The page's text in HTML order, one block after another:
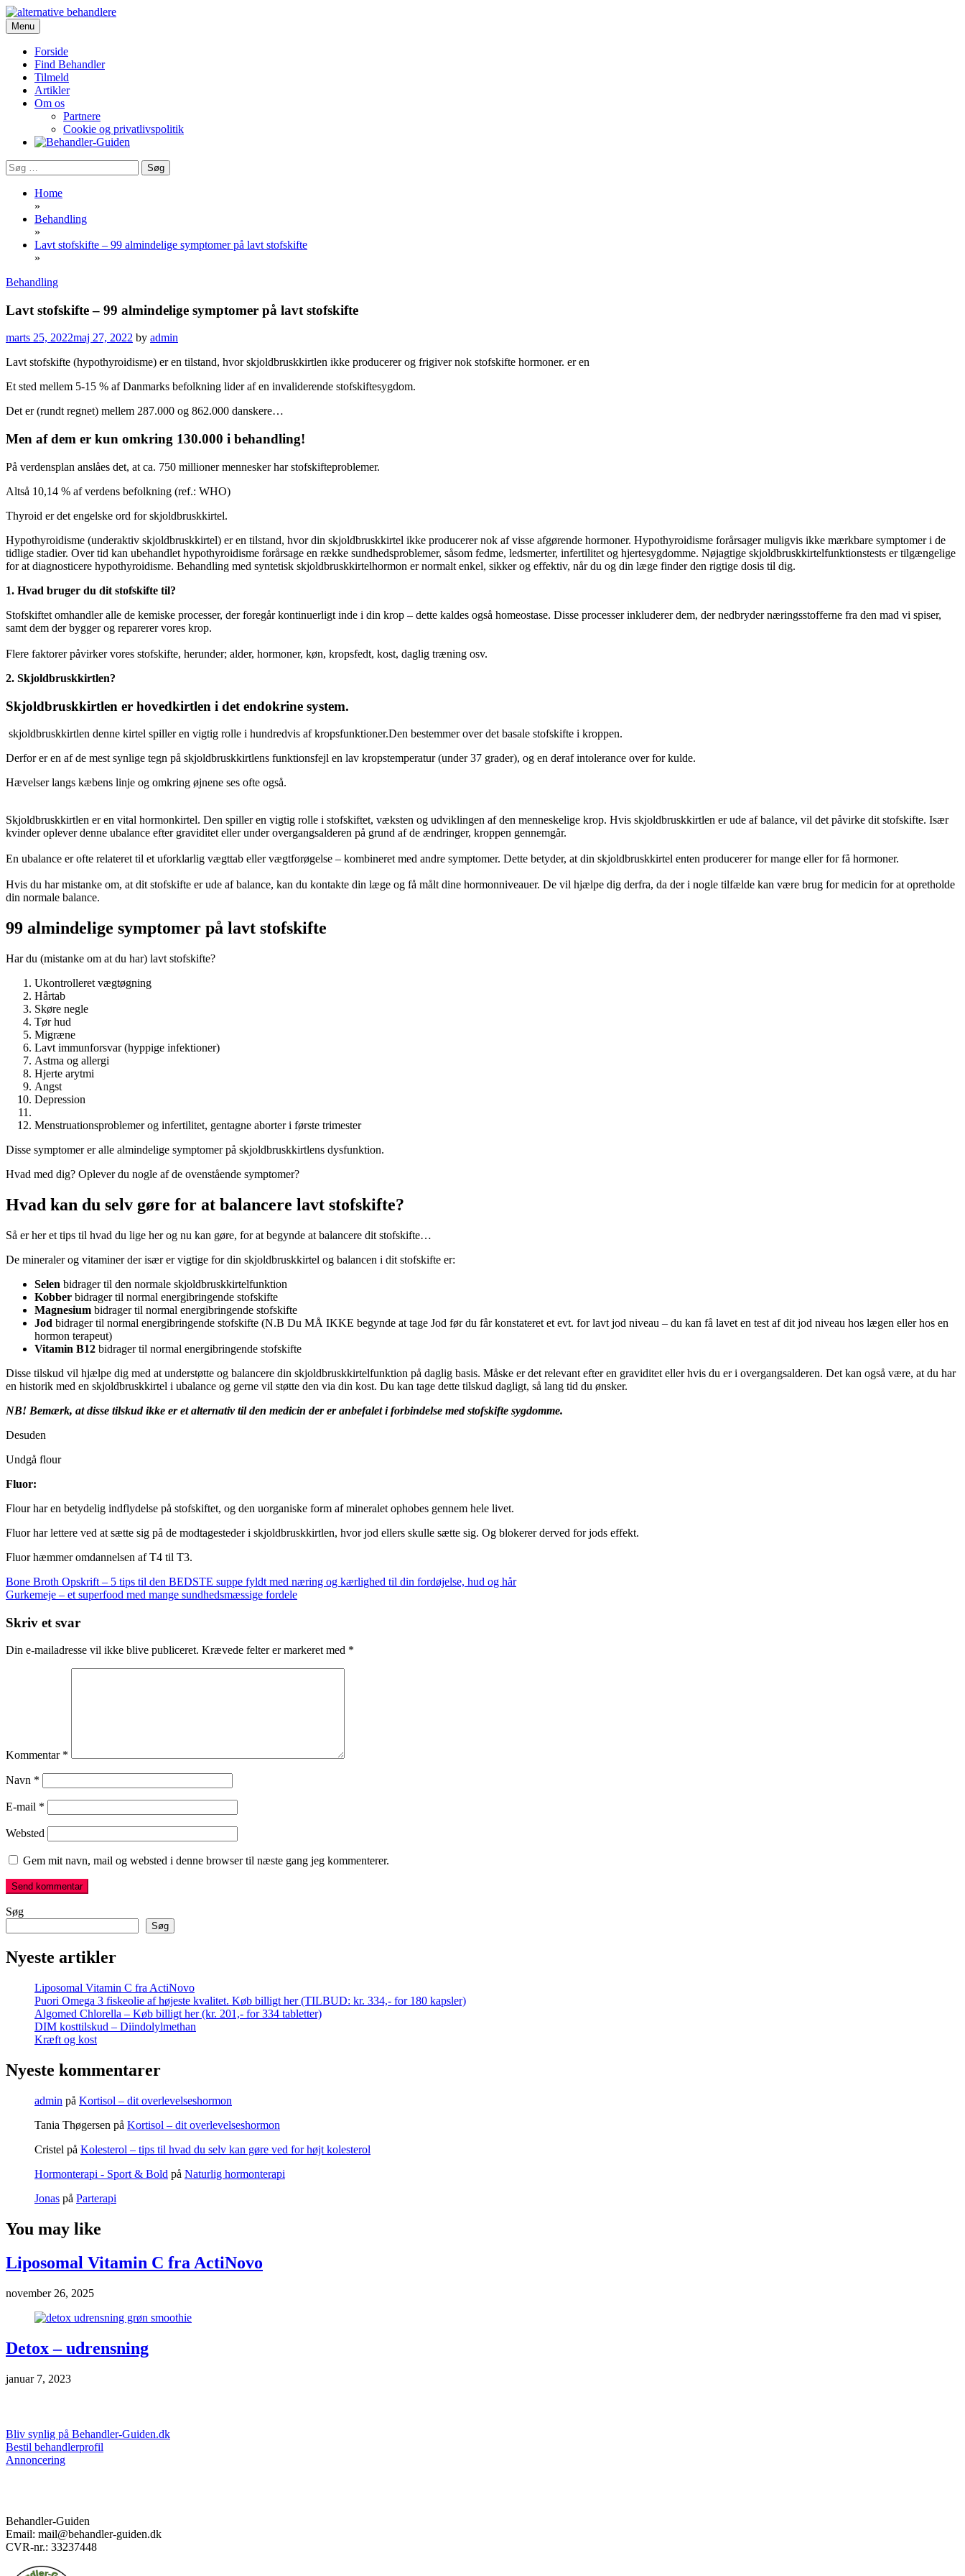
Skip
to
content
Portalen for alternativ behandling, sundhed og livskvalitet
Menu
Forside
Find Behandler
Tilmeld
Artikler
Om os
Partnere
Cookie og privatlivspolitik
Søg
efter:
Home
»
Behandling
»
Lavt stofskifte – 99 almindelige symptomer på lavt stofskifte
»
Behandling
Lavt stofskifte – 99 almindelige symptomer på lavt stofskifte
marts 25, 2022maj 27, 2022 by admin
Lavt stofskifte (hypothyroidisme) er en tilstand, hvor skjoldbruskkirtlen ikke producerer og frigiver nok stofskifte hormoner. er en
Et sted mellem 5-15 % af Danmarks befolkning lider af en invaliderende stofskiftesygdom.
Det er (rundt regnet) mellem 287.000 og 862.000 danskere…
Men af dem er kun omkring 130.000 i behandling!
På verdensplan anslåes det, at ca. 750 millioner mennesker har stofskifteproblemer.
Altså 10,14 % af verdens befolkning (ref.: WHO)
Thyroid er det engelske ord for skjoldbruskkirtel.
Hypothyroidisme (underaktiv skjoldbruskkirtel) er en tilstand, hvor din skjoldbruskkirtel ikke producerer nok af visse afgørende hormoner. Hypothyroidisme forårsager muligvis ikke mærkbare symptomer i de
tidlige stadier. Over tid kan ubehandlet hypothyroidisme forårsage en række sundhedsproblemer, såsom fedme, ledsmerter, infertilitet og hjertesygdomme. Nøjagtige skjoldbruskkirtelfunktionstests er tilgængelige
for at diagnosticere hypothyroidisme. Behandling med syntetisk skjoldbruskkirtelhormon er normalt enkel, sikker og effektiv, når du og din læge finder den rigtige dosis til dig.
1. Hvad bruger du dit stofskifte til?
Stofskiftet omhandler alle de kemiske processer, der foregår kontinuerligt inde i din krop – dette kaldes også homeostase. Disse processer inkluderer dem, der nedbryder næringsstofferne fra den mad vi spiser,
samt dem der bygger og reparerer vores krop.
Flere faktorer påvirker vores stofskifte, herunder; alder, hormoner, køn, kropsfedt, kost, daglig træning osv.
2. Skjoldbruskkirtlen?
Skjoldbruskkirtlen er hovedkirtlen i det endokrine system.
skjoldbruskkirtlen denne kirtel spiller en vigtig rolle i hundredvis af kropsfunktioner.Den bestemmer over det basale stofskifte i kroppen.
Derfor er en af de mest synlige tegn på skjoldbruskkirtlens funktionsfejl en lav kropstemperatur (under 37 grader), og en deraf intolerance over for kulde.
Hævelser langs kæbens linje og omkring øjnene ses ofte også.
Skjoldbruskkirtlen er en vital hormonkirtel. Den spiller en vigtig rolle i stofskiftet, væksten og udviklingen af den menneskelige krop. Hvis skjoldbruskkirtlen er ude af balance, vil det påvirke dit stofskifte. Især
kvinder oplever denne ubalance efter graviditet eller under overgangsalderen på grund af de ændringer, kroppen gennemgår.
En ubalance er ofte relateret til et uforklarlig vægttab eller vægtforøgelse – kombineret med andre symptomer. Dette betyder, at din skjoldbruskkirtel enten producerer for mange eller for få hormoner.
Hvis du har mistanke om, at dit stofskifte er ude af balance, kan du kontakte din læge og få målt dine hormonniveauer. De vil hjælpe dig derfra, da der i nogle tilfælde kan være brug for medicin for at opretholde
din normale balance.
99 almindelige symptomer på lavt stofskifte
Har du (mistanke om at du har) lavt stofskifte?
Ukontrolleret vægtøgning
Hårtab
Skøre negle
Tør hud
Migræne
Lavt immunforsvar (hyppige infektioner)
Astma og allergi
Hjerte arytmi
Angst
Depression
Menstruationsproblemer og infertilitet, gentagne aborter i første trimester
Disse symptomer er alle almindelige symptomer på skjoldbruskkirtlens dysfunktion.
Hvad med dig? Oplever du nogle af de ovenstående symptomer?
Hvad kan du selv gøre for at balancere lavt stofskifte?
Så er her et tips til hvad du lige her og nu kan gøre, for at begynde at balancere dit stofskifte…
De mineraler og vitaminer der især er vigtige for din skjoldbruskkirtel og balancen i dit stofskifte er:
Selen bidrager til den normale skjoldbruskkirtelfunktion
Kobber bidrager til normal energibringende stofskifte
Magnesium bidrager til normal energibringende stofskifte
Jod bidrager til normal energibringende stofskifte (N.B Du MÅ IKKE begynde at tage Jod før du får konstateret et evt. for lavt jod niveau – du kan få lavet en test af dit jod niveau hos lægen eller hos en
hormon terapeut)
Vitamin B12 bidrager til normal energibringende stofskifte
Disse tilskud vil hjælpe dig med at understøtte og balancere din skjoldbruskkirtelfunktion på daglig basis. Måske er det relevant efter en graviditet eller hvis du er i overgangsalderen. Det kan også være, at du har
en historik med en skjoldbruskkirtel i ubalance og gerne vil støtte den via din kost. Du kan tage dette tilskud dagligt, så lang tid du ønsker.
NB! Bemærk, at disse tilskud ikke er et alternativ til den medicin der er anbefalet i forbindelse med stofskifte sygdomme.
Desuden
Undgå flour
Fluor:
Flour har en betydelig indflydelse på stofskiftet, og den uorganiske form af mineralet ophobes gennem hele livet.
Fluor har lettere ved at sætte sig på de modtagesteder i skjoldbruskkirtlen, hvor jod ellers skulle sætte sig. Og blokerer derved for jods effekt.
Fluor hæmmer omdannelsen af T4 til T3.
Indlægsnavigation
Bone Broth Opskrift – 5 tips til den BEDSTE suppe fyldt med næring og kærlighed til din fordøjelse, hud og hår
Gurkemeje – et superfood med mange sundhedsmæssige fordele
Skriv et svar
Din e-mailadresse vil ikke blive publiceret. Krævede felter er markeret med *
Kommentar *
Navn *
E-mail *
Websted
Gem mit navn, mail og websted i denne browser til næste gang jeg kommenterer.
Søg
Søg
Nyeste artikler
Liposomal Vitamin C fra ActiNovo
Puori Omega 3 fiskeolie af højeste kvalitet. Køb billigt her (TILBUD: kr. 334,- for 180 kapsler)
Algomed Chlorella – Køb billigt her (kr. 201,- for 334 tabletter)
DIM kosttilskud – Diindolylmethan
Kræft og kost
Nyeste kommentarer
admin på Kortisol – dit overlevelseshormon
Tania Thøgersen på Kortisol – dit overlevelseshormon
Cristel på Kolesterol – tips til hvad du selv kan gøre ved for højt kolesterol
Hormonterapi - Sport & Bold på Naturlig hormonterapi
Jonas på Parterapi
You may like
Liposomal Vitamin C fra ActiNovo
november 26, 2025
Detox – udrensning
januar 7, 2023
Bliv synlig på Behandler-Guiden.dk
Bestil behandlerprofil
Annoncering
Behandler-Guiden
Email: mail@behandler-guiden.dk
CVR-nr.: 33237448